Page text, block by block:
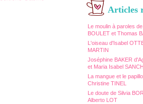
Articles
Le moulin à paroles
BOULET et Thomas
L'oiseau d'Isabel
MARTIN
Joséphine BAKER
et Maria Isabel
La mangue et le
Christine TINEL
Le doute de Silvia
Alberto LOT